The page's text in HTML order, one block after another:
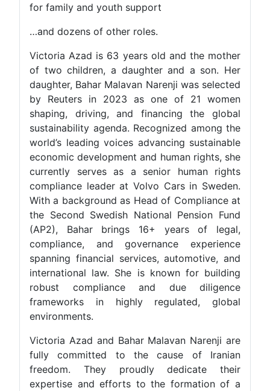
for family and youth support
…and dozens of other roles.
Victoria Azad is 63 years old and the mother
of two children, a daughter and a son. Her
daughter, Bahar Malavan Narenji was selected
by Reuters in 2023 as one of 21 women
shaping, driving, and financing the global
sustainability agenda. Recognized among the
world’s leading voices advancing sustainable
economic development and human rights, she
currently serves as a senior human rights
compliance leader at Volvo Cars in Sweden.
With a background as Head of Compliance at
the Second Swedish National Pension Fund
(AP2), Bahar brings 16+ years of legal,
compliance, and governance experience
spanning financial services, automotive, and
international law. She is known for building
robust compliance and due diligence
frameworks in highly regulated, global
environments.
Victoria Azad and Bahar Malavan Narenji are
fully committed to the cause of Iranian
freedom. They proudly dedicate their
expertise and efforts to the formation of a